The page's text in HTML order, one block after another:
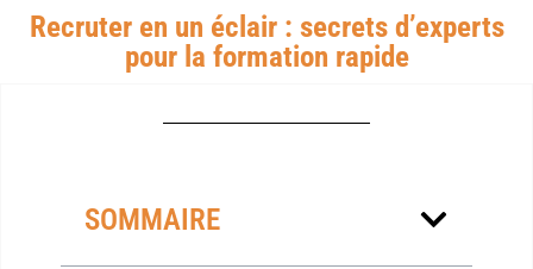
Recruter en un éclair : secrets d’experts
pour la formation rapide
SOMMAIRE